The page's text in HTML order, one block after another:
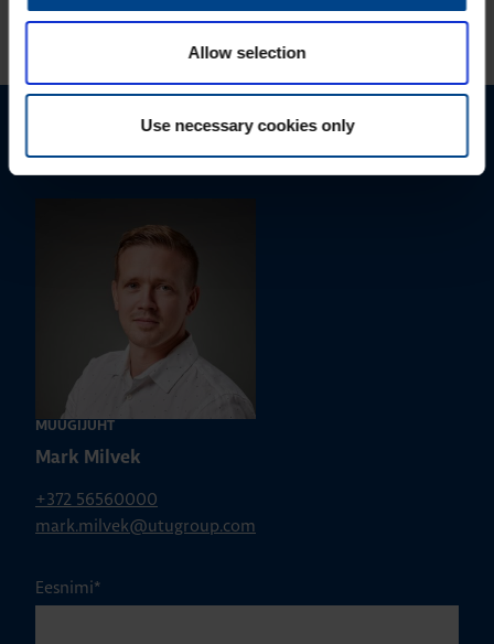
Allow selection
Use necessary cookies only
VAATA ROHKEM ARTIKLEID
MÜÜGIJUHT
Mark Milvek
+372 56560000
mark.milvek@utugroup.com
Eesnimi*